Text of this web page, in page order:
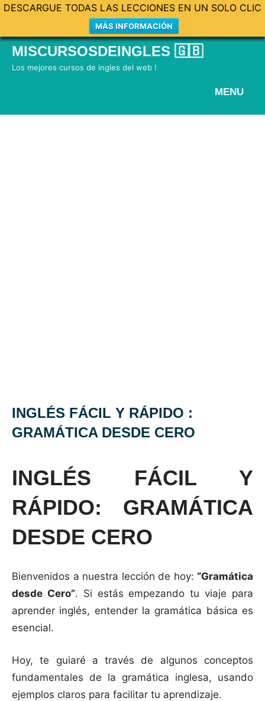
DESCARGUE TODAS LAS LECCIONES EN UN SOLO CLIC
MÁS INFORMACIÓN
SkipMISCURSOSDEINGLES 🇬🇧
Los mejores cursos de ingles del web !
MENU
INGLÉS FÁCIL Y RÁPIDO :
GRAMÁTICA DESDE CERO
INGLÉS FÁCIL Y
RÁPIDO: GRAMÁTICA
DESDE CERO
Bienvenidos a nuestra lección de hoy: “Gramática
desde Cero”. Si estás empezando tu viaje para
aprender inglés, entender la gramática básica es
esencial.
Hoy, te guiaré a través de algunos conceptos
fundamentales de la gramática inglesa, usando
ejemplos claros para facilitar tu aprendizaje.